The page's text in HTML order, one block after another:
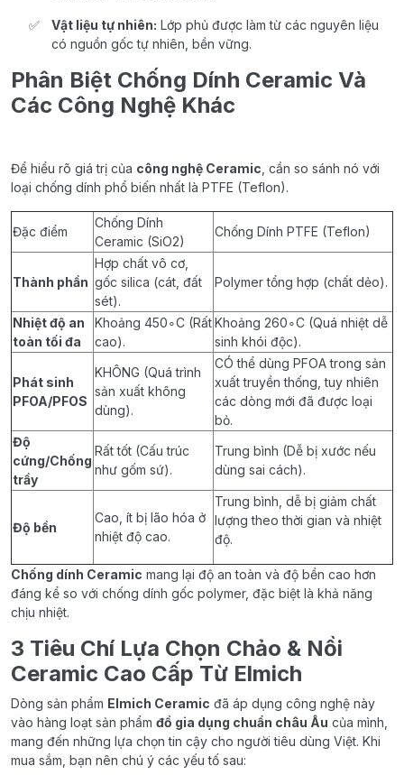
Vật liệu tự nhiên: Lớp phủ được làm từ các nguyên liệu
có nguồn gốc tự nhiên, bền vững.
Phân Biệt Chống Dính Ceramic Và
Các Công Nghệ Khác
Để hiểu rõ giá trị của công nghệ Ceramic , cần so sánh nó với
loại chống dính phổ biến nhất là PTFE (Teflon).
Đặc điểm
Chống Dính
Ceramic (SiO2)
Chống Dính PTFE (Teflon)
Thành phần
Hợp chất vô cơ,
gốc silica (cát, đất
sét).
Polymer tổng hợp (chất dẻo).
Nhiệt độ an
toàn tối đa
Khoảng 450∘C (Rất
cao).
Khoảng 260∘C (Quá nhiệt dễ
sinh khói độc).
Phát sinh
PFOA/PFOS
KHÔNG (Quá trình
sản xuất không
dùng).
CÓ thể dùng PFOA trong sản
xuất truyền thống, tuy nhiên
các dòng mới đã được loại
bỏ.
Độ
cứng/Chống
trầy
Rất tốt (Cấu trúc
như gốm sứ).
Trung bình (Dễ bị xước nếu
dùng sai cách).
Độ bền
Cao, ít bị lão hóa ở
nhiệt độ cao.
Trung bình, dễ bị giảm chất
lượng theo thời gian và nhiệt
độ.
Chống dính Ceramic mang lại độ an toàn và độ bền cao hơn
đáng kể so với chống dính gốc polymer, đặc biệt là khả năng
chịu nhiệt.
3 Tiêu Chí Lựa Chọn Chảo & Nồi
Ceramic Cao Cấp Từ Elmich
Dòng sản phẩm Elmich Ceramic đã áp dụng công nghệ này
vào hàng loạt sản phẩm đồ gia dụng chuẩn châu Âu của mình,
mang đến những lựa chọn tin cậy cho người tiêu dùng Việt. Khi
mua sắm, bạn nên chú ý các yếu tố sau: